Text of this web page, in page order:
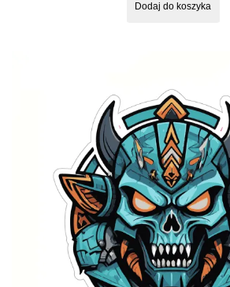
Dodaj do koszyka